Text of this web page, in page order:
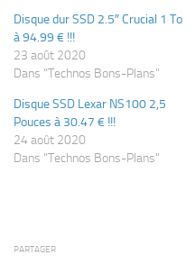
Disque dur SSD 2.5″ Crucial 1 To
à 94.99 € !!!
23 août 2020
Dans "Technos Bons-Plans"
Disque SSD Lexar NS100 2,5
Pouces à 30.47 € !!!
24 août 2020
Dans "Technos Bons-Plans"
PARTAGER